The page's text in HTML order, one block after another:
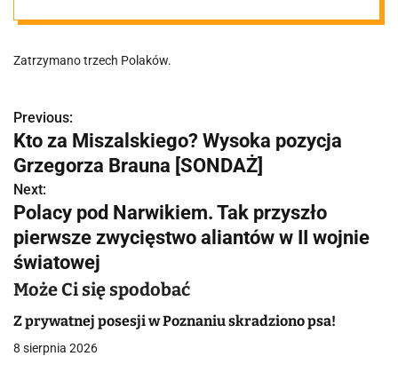
Okradali salony
kosmetyczne,
straty na 600
tysięcy złotych
Zatrzymano trzech Polaków.
N
a
w
i
g
a
c
j
Previous:
Kto za Miszalskiego? Wysoka pozycja
Grzegorza Brauna [SONDAŻ]
Next:
Polacy pod Narwikiem. Tak przyszło
pierwsze zwycięstwo aliantów w II wojnie
światowej
Może Ci się spodobać
Z prywatnej posesji w Poznaniu skradziono psa!
8 sierpnia 2026